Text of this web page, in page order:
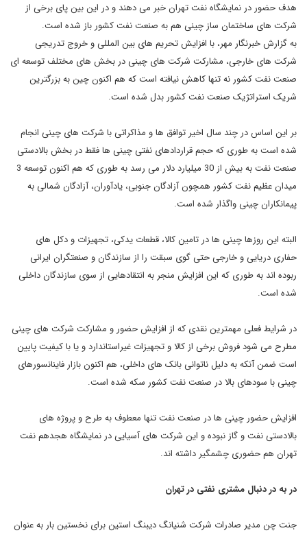
هدف حضور در نمایشگاه نفت تهران خبر می دهند و در این بین پای برخی از
شرکت های ساختمان ساز چینی هم به صنعت نفت کشور باز شده است.
به گزارش خبرنگار مهر، با افزایش تحریم های بین المللی و خروج تدریجی
شرکت های خارجی، مشارکت شرکت های چینی در بخش های مختلف توسعه ای
صنعت نفت کشور نه تنها کاهش نیافته است که هم اکنون چین به بزرگترین
شریک استراتژیک صنعت نفت کشور بدل شده است.
بر این اساس در چند سال اخیر توافق ها و مذاکراتی با شرکت های چینی انجام
شده است به طوری که حجم قراردادهای نفتی چینی ها فقط در بخش بالادستی
صنعت نفت به بیش از 30 میلیارد دلار می رسد به طوری که هم اکنون توسعه 3
میدان عظیم نفت کشور همچون آزادگان جنوبی، یادآوران، آزادگان شمالی به
پیمانکاران چینی واگذار شده است.
البته این روزها چینی ها در تامین کالا، قطعات یدکی، تجهیزات و دکل های
حفاری دریایی و خارجی حتی گوی سبقت را از سازندگان و صنعتگران ایرانی
ربوده اند به طوری که این افزایش منجر به انتقادهایی از سوی سازندگان داخلی
شده است.
در شرایط فعلی مهمترین نقدی که از افزایش حضور و مشارکت شرکت های چینی
مطرح می شود فروش برخی از کالا و تجهیزات غیراستاندارد و یا با کیفیت پایین
است ضمن آنکه به دلیل ناتوانی بانک های داخلی، هم اکنون بازار فاینانسورهای
چینی با سودهای بالا در صنعت نفت کشور سکه شده است.
افزایش حضور چینی ها در صنعت نفت تنها معطوف به طرح و پروژه های
بالادستی نفت و گاز نبوده و این شرکت های آسیایی در نمایشگاه هجدهم نفت
تهران هم حضوری چشمگیر داشته اند.
در به در دنبال مشتری نفتی در تهران
جنت چن مدیر صادرات شرکت شنیانگ دیبنگ استین برای نخستین بار به عنوان